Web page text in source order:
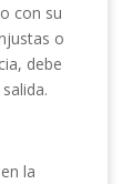
con su
o
debe
la